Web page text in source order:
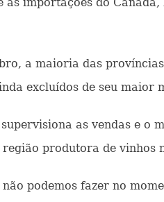
importações do
a maioria das
excluídos de seu maior
as vendas e o
produtora de vinhos
podemos fazer no